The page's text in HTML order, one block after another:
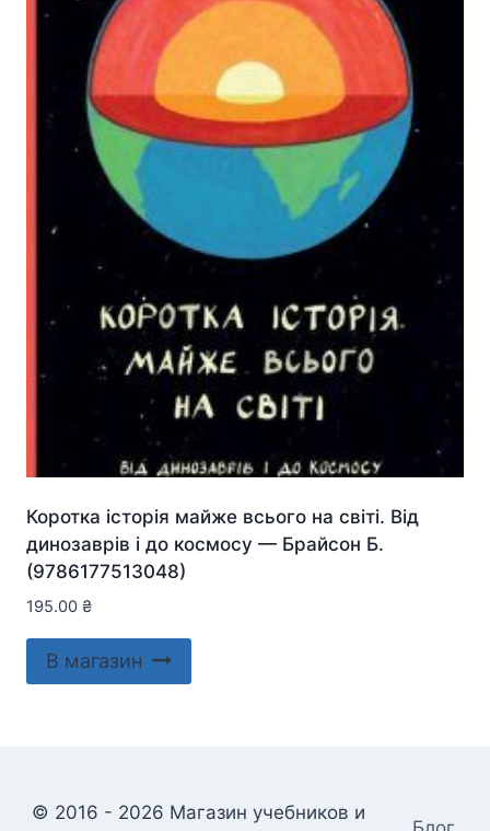
Коротка історія майже всього на світі. Від
динозаврів і до космосу — Брайсон Б.
(9786177513048)
195.00 ₴
В магазин
© 2016 - 2026 Магазин учебников и